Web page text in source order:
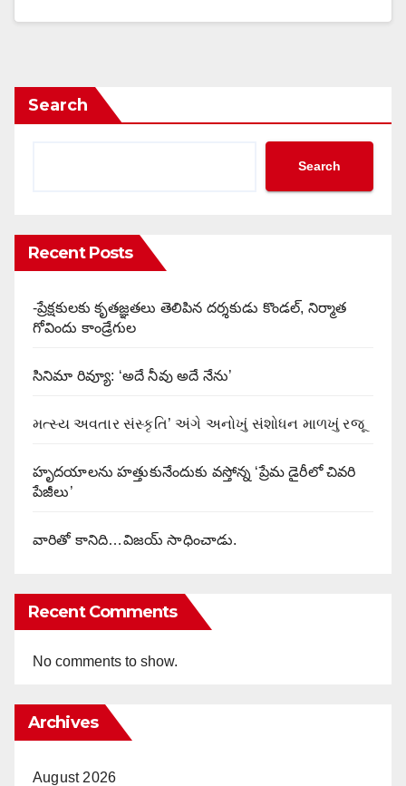
Search
Search
Recent Posts
-ప్రేక్షకులకు కృతజ్ఞతలు తెలిపిన దర్శకుడు కొండల్, నిర్మాత
గోవిందు కాండ్రేగుల
సినిమా రివ్యూ: ‘అదే నీవు అదే నేను’
મત્સ્ય અવતાર સંસ્કૃતિ’ અંગે અનોખું સંશોધન માળખું રજૂ
హృదయాలను హత్తుకునేందుకు వస్తోన్న ‘ప్రేమ డైరీలో చివరి
పేజీలు’
వారితో కానిది…విజయ్ సాధించాడు.
Recent Comments
No comments to show.
Archives
August 2026